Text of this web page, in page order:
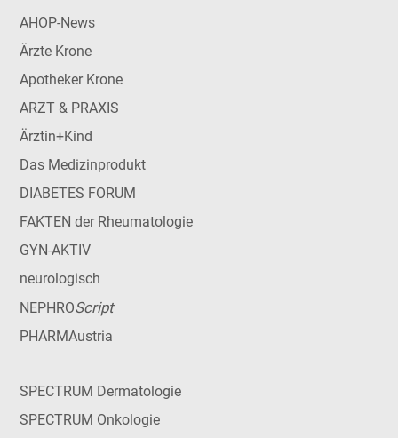
AHOP-News
Ärzte Krone
Apotheker Krone
ARZT & PRAXIS
Ärztin+Kind
Das Medizinprodukt
DIABETES FORUM
FAKTEN der Rheumatologie
GYN-AKTIV
neurologisch
NEPHROScript
PHARMAustria
SPECTRUM Dermatologie
SPECTRUM Onkologie